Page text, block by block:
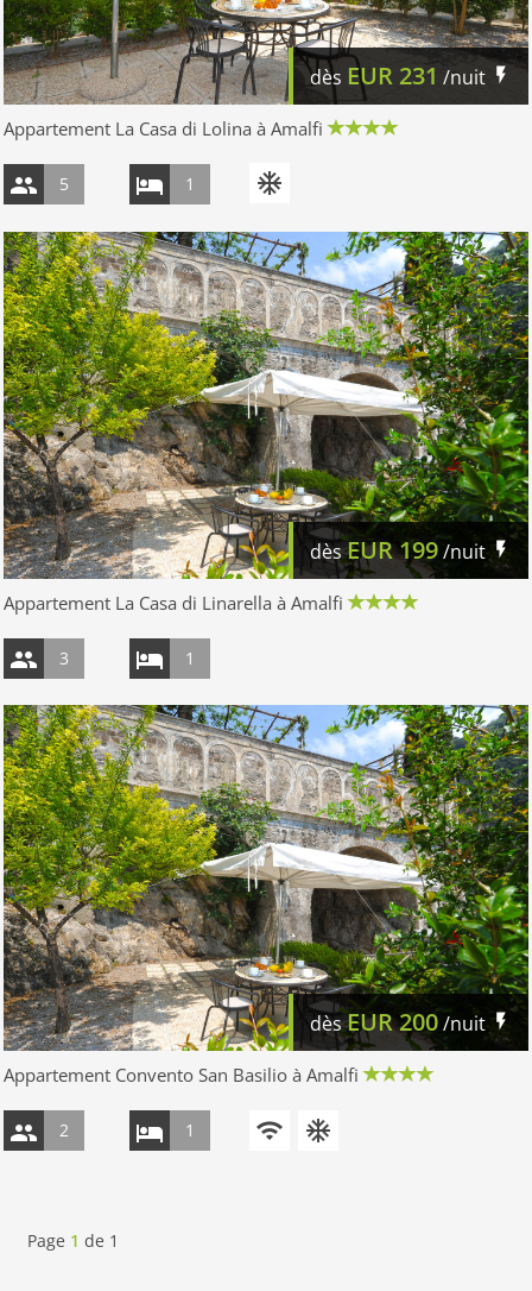
dès EUR 231 /nuit
Appartement La Casa di Lolina à Amalfi
5 1
dèsEUR199/nuit
Appartement La Casa di Linarella à Amalfi
3 1
dèsEUR200/nuit
Appartement Convento San Basilio à Amalfi
2 1
Page 1 de 1